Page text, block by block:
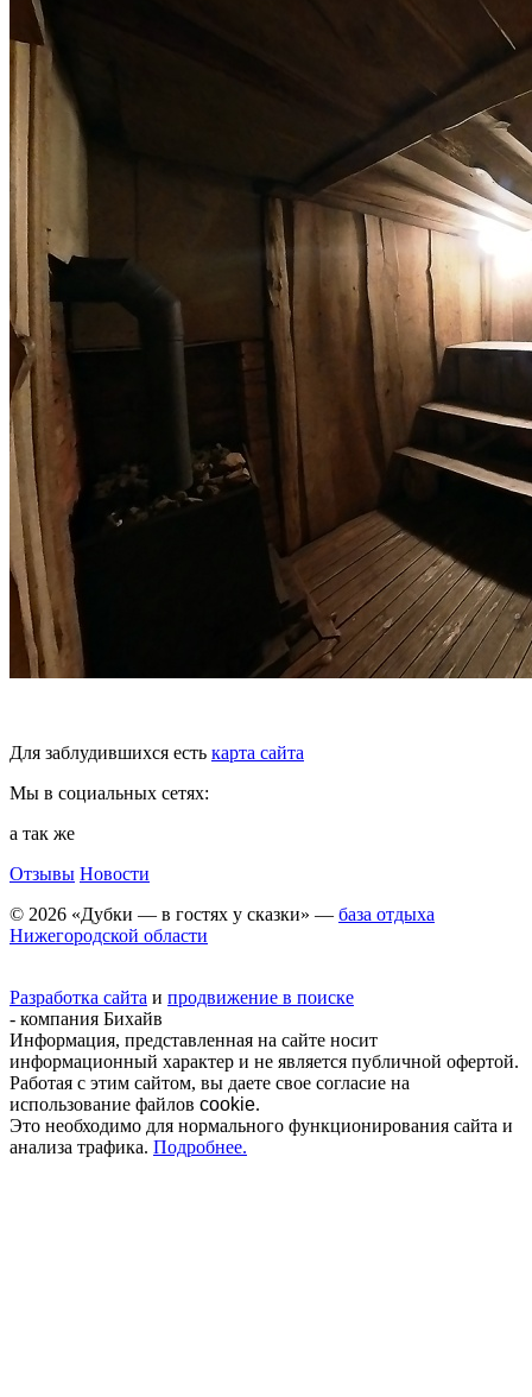
Для заблудившихся есть карта сайта
Мы в социальных сетях:
а так же
Отзывы Новости
© 2026 «Дубки — в гостях у сказки» — база отдыха
Нижегородской области
Разработка сайта и продвижение в поиске
- компания Бихайв
Информация, представленная на сайте носит
информационный характер и не является публичной офертой.
Работая с этим сайтом, вы даете свое согласие на
использование файлов cookie.
Это необходимо для нормального функционирования сайта и
анализа трафика. Подробнее.